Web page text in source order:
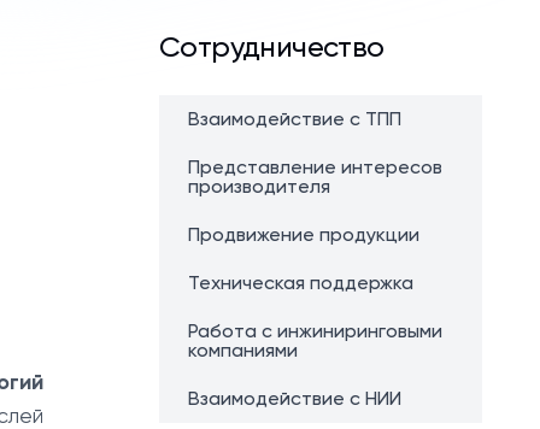
Сотрудничество
Взаимодействие с ТПП
Представление интересов
производителя
Продвижение продукции
Техническая поддержка
Работа с инжиниринговыми
компаниями
Взаимодействие с НИИ